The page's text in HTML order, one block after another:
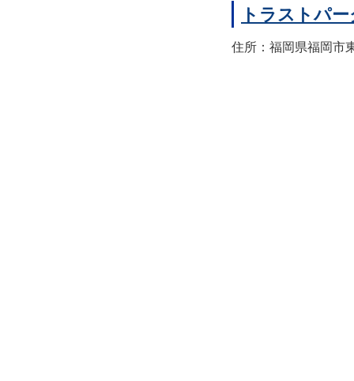
トラストパ
住所：福岡県福岡市